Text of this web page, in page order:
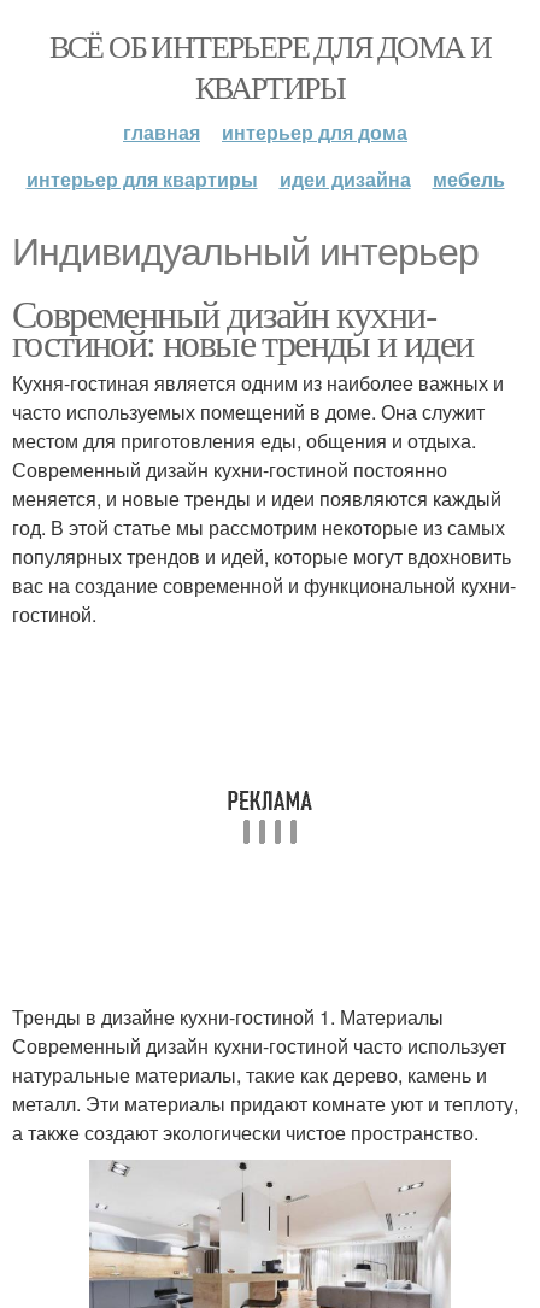
ВСЁ ОБ ИНТЕРЬЕРЕ ДЛЯ ДОМА И
КВАРТИРЫ
главная
интерьер для дома
интерьер для квартиры
идеи дизайна мебель
Индивидуальный интерьер
Современный дизайн кухни-
гостиной: новые тренды и идеи
Кухня-гостиная является одним из наиболее важных и
часто используемых помещений в доме. Она служит
местом для приготовления еды, общения и отдыха.
Современный дизайн кухни-гостиной постоянно
меняется, и новые тренды и идеи появляются каждый
год. В этой статье мы рассмотрим некоторые из самых
популярных трендов и идей, которые могут вдохновить
вас на создание современной и функциональной кухни-
гостиной.
Тренды в дизайне кухни-гостиной 1. Материалы
Современный дизайн кухни-гостиной часто использует
натуральные материалы, такие как дерево, камень и
металл. Эти материалы придают комнате уют и теплоту,
а также создают экологически чистое пространство.